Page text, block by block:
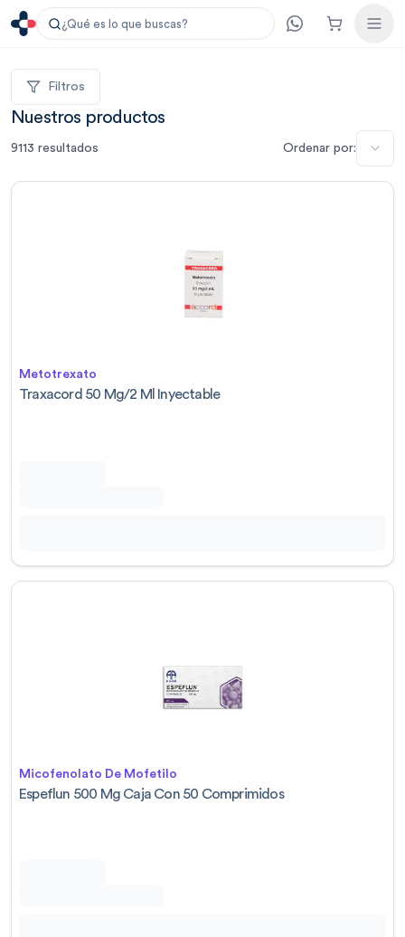
¿Qué es lo que buscas?
Filtros
Nuestros productos
9113 resultados Ordenar por:
Metotrexato
Traxacord 50 Mg/2 Ml Inyectable
Micofenolato De Mofetilo
Espeflun 500 Mg Caja Con 50 Comprimidos